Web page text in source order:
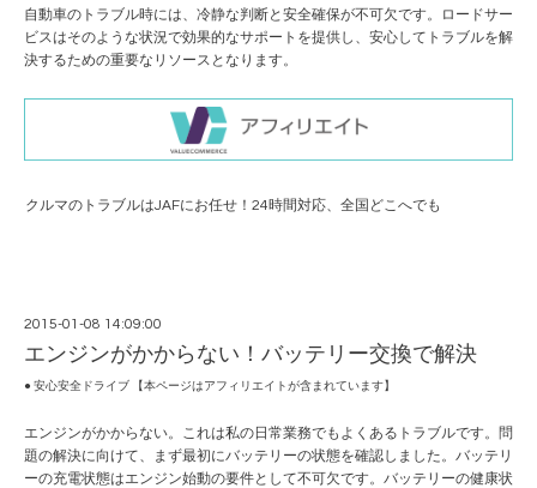
自動車のトラブル時には、冷静な判断と安全確保が不可欠です。ロードサー
ビスはそのような状況で効果的なサポートを提供し、安心してトラブルを解
決するための重要なリソースとなります。
クルマのトラブルはJAFにお任せ！24時間対応、全国どこへでも
2015-01-08 14:09:00
エンジンがかからない！バッテリー交換で解決
● 安心安全ドライブ 【本ページはアフィリエイトが含まれています】
エンジンがかからない。これは私の日常業務でもよくあるトラブルです。問
題の解決に向けて、まず最初にバッテリーの状態を確認しました。バッテリ
ーの充電状態はエンジン始動の要件として不可欠です。バッテリーの健康状